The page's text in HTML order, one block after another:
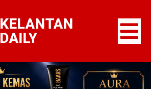
KELANTAN
DAILY